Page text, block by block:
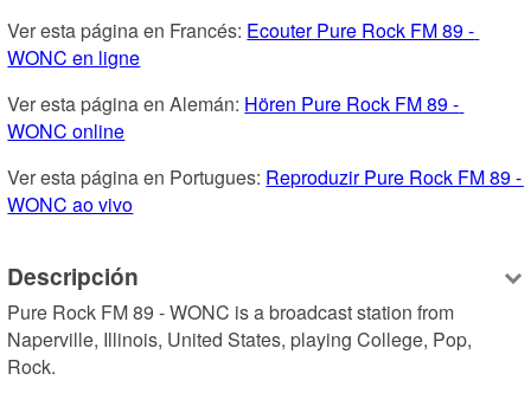
Ver esta página en Francés: Ecouter Pure Rock FM 89 -
WONC en ligne
Ver esta página en Alemán: Hören Pure Rock FM 89 -
WONC online
Ver esta página en Portugues: Reproduzir Pure Rock FM 89 -
WONC ao vivo
Descripción
Pure Rock FM 89 - WONC is a broadcast station from
Naperville, Illinois, United States, playing College, Pop,
Rock.